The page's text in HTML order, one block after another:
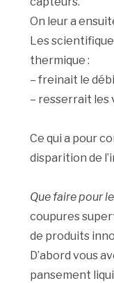
On leur a
Les
thermique :
– freinait le
– resserrait les
Ce qui a pour
disparition de
Que faire pour
coupures
de produits
D’abord vous
pansement